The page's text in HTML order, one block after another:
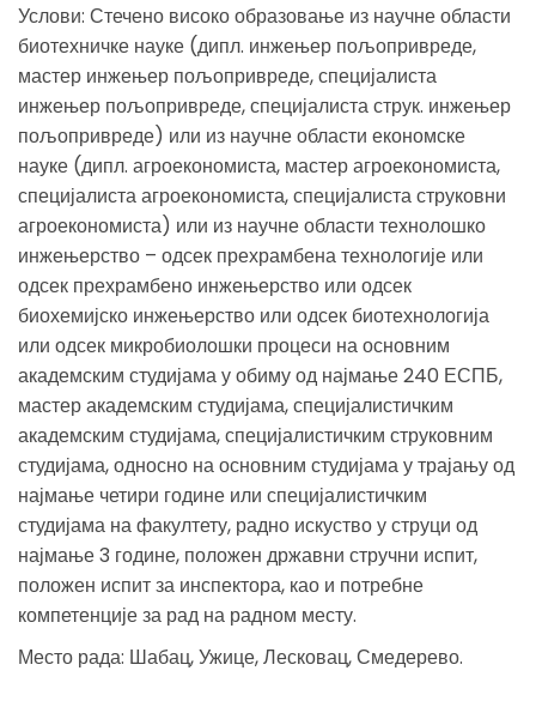
Услови: Стечено високо образовање из научне области
биотехничке науке (дипл. инжењер пољопривреде,
мастер инжењер пољопривреде, специјалиста
инжењер пољопривреде, специјалиста струк. инжењер
пољопривреде) или из научне области економске
науке (дипл. агроекономиста, мастер агроекономиста,
специјалиста агроекономиста, специјалиста струковни
агроекономиста) или из научне области технолошко
инжењерство – одсек прехрамбена технологије или
одсек прехрамбено инжењерство или одсек
биохемијско инжењерство или одсек биотехнологија
или одсек микробиолошки процеси на основним
академским студијама у обиму од најмање 240 ЕСПБ,
мастер академским студијама, специјалистичким
академским студијама, специјалистичким струковним
студијама, односно на основним студијама у трајању од
најмање четири године или специјалистичким
студијама на факултету, радно искуство у струци од
најмање 3 године, положен државни стручни испит,
положен испит за инспектора, као и потребне
компетенције за рад на радном месту.
Место рада: Шабац, Ужице, Лесковац, Смедерево.